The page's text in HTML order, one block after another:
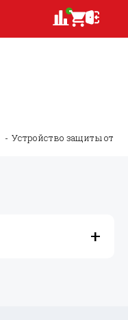
Устройство защиты от